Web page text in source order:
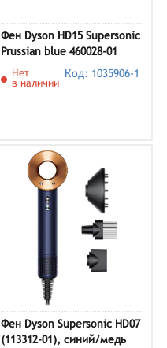
Фен Dyson HD15 Supersonic
Prussian blue 460028-01
Нет
в наличии
Код: 1035906-1
Фен Dyson Supersonic HD07
(113312-01), синий/медь